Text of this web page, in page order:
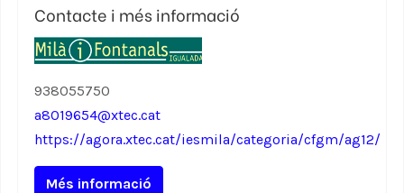
Contacte i més informació
938055750
a8019654@xtec.cat
https://agora.xtec.cat/iesmila/categoria/cfgm/ag12/
Més informació